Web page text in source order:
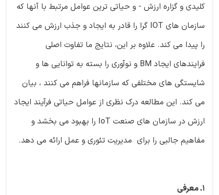
کلیدی و گزاره ارزش - و حیاتی ترین عوامل مرتبط با آنها که
سازمان های IOT گرا را قادر به ایجاد و جذب ارزش می کنند
را پیدا می کند. علاوه بر این، نتایج ما تفاوت اصلی
فرایندهای ایجاد BM و نوآوری را بسته به توانایی ها و
شایستگی های مختلفی که سازمانها فراهم می کنند ، بیان
می کند. این مطالعه درک نظری از عوامل حیاتی فرآیند ایجاد
ارزش در سازمان های صنعت IoT را بهبود می بخشد و
مفاهیم جالبی را برای مدیریت تئوری و عمل ارائه می دهد.
1. معرفی